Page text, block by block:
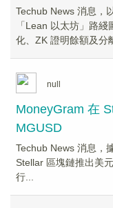
Techub News 消息，
「Lean 以太坊」路
化、ZK 證明餘額及分
null
MoneyGram 在
MGUSD
Techub News 消息，
Stellar 區塊鏈推出美
行...